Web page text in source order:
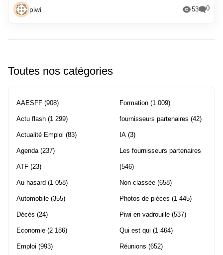
piwi 53 0
Toutes nos catégories
AAESFF (908)
Actu flash (1 299)
Actualité Emploi (83)
Agenda (237)
ATF (23)
Au hasard (1 058)
Automobile (355)
Décès (24)
Economie (2 186)
Emploi (993)
Formation (1 009)
fournisseurs partenaires (42)
IA (3)
Les fournisseurs partenaires
(546)
Non classée (658)
Photos de pièces (1 445)
Piwi en vadrouille (537)
Qui est qui (1 464)
Réunions (652)